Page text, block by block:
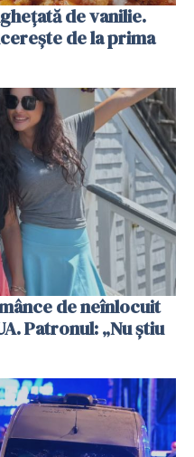
de vanilie.
de la prima
de neînlocuit
Patronul: „Nu știu